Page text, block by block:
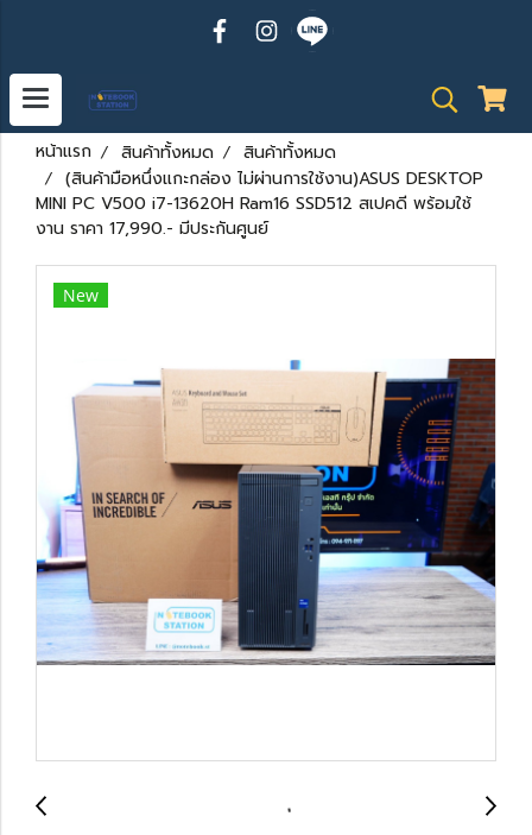
หน้าแรก สินค้าทั้งหมด
สินค้าทั้งหมด
(สินค้ามือหนึ่งแกะกล่อง ไม่ผ่านการใช้งาน)ASUS DESKTOP
MINI PC V500 i7-13620H Ram16 SSD512 สเปคดี พร้อมใช้
งาน ราคา 17,990.- มีประกันศูนย์
New